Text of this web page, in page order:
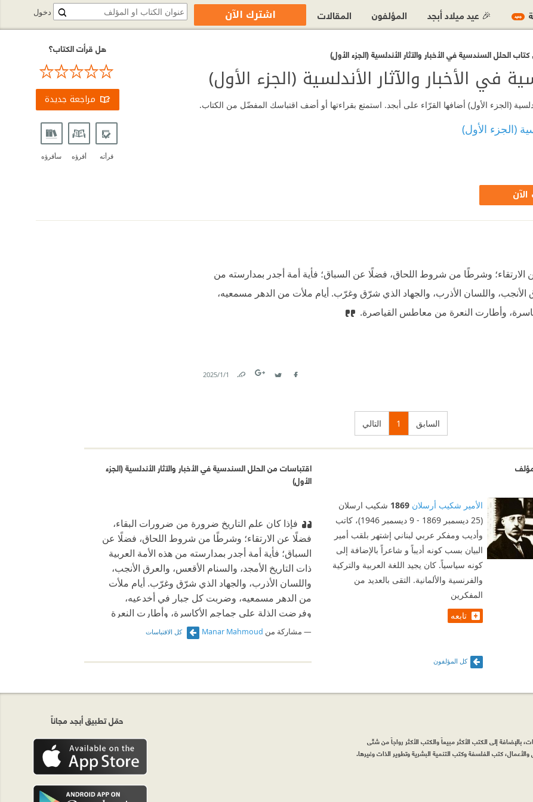
الحلل السندسية في الأخبار والآثار الأندلسية (الجزء الأول)
الأخبار والآثار الأندلسية (الجزء الأول)
(الجزء الأول) أضافها القرّاء على أبجد. استمتع بقراءتها أو أضف اقتباسك المفضّل من الكتاب.
(الجزء الأول)
هل قرأت الكتاب؟
مراجعة جديدة
قرأته أقرؤه سأقرؤه
وشرطًا من شروط اللحاق، فضلًا عن السباق؛ فأية أمة أجدر بمدارسته من
الأنجب، واللسان الأذرب، والجهاد الذي شرّق وغرّب. أيام ملأت من الدهر مسمعيه،
وأطارت النعرة من معاطس القياصرة.
1‏/1‏/2025
السابق 1 التالي
الأمير شكيب أرسلان 1869 شكيب ارسلان
(25 ديسمبر 1869 - 9 ديسمبر 1946)، كاتب
وأديب ومفكر عربي لبناني إشتهر بلقب أمير
البيان بسب كونه أديباً و شاعراً بالإضافة إلى
كونه سياسياً. كان يجيد اللغة العربية والتركية
والفرنسية والألمانية. التقى بالعديد من
المفكرين
تابعه
كل المؤلفون
اقتباسات من الحلل السندسية في الأخبار والآثار الأندلسية (الجزء
الأول)
فإذا كان علم التاريخ ضرورة من ضرورات البقاء،
فضلًا عن الارتقاء؛ وشرطًا من شروط اللحاق، فضلًا عن
السباق؛ فأية أمة أجدر بمدارسته من هذه الأمة العربية
ذات التاريخ الأمجد، والسنام الأقعس، والعرق الأنجب،
واللسان الأذرب، والجهاد الذي شرّق وغرّب. أيام ملأت
من الدهر مسمعيه، وضربت كل جبار في أخدعيه،
وفرضت الذلة على جماجم الأكاسرة، وأطارت النعرة
من معاطس القياصرة.
مشاركة من Manar Mahmoud كل الاقتباسات
دخول جديد 🎉 عيد ميلاد أبجد المؤلفون المقالات اشترك الآن
حمّل تطبيق أبجد مجاناً
بالإضافة إلى الكتب الأكثر مبيعاً والكتب الأكثر رواجاً من شتّى
كتب الفلسفة وكتب التنمية البشرية وتطوير الذات وغيرها.